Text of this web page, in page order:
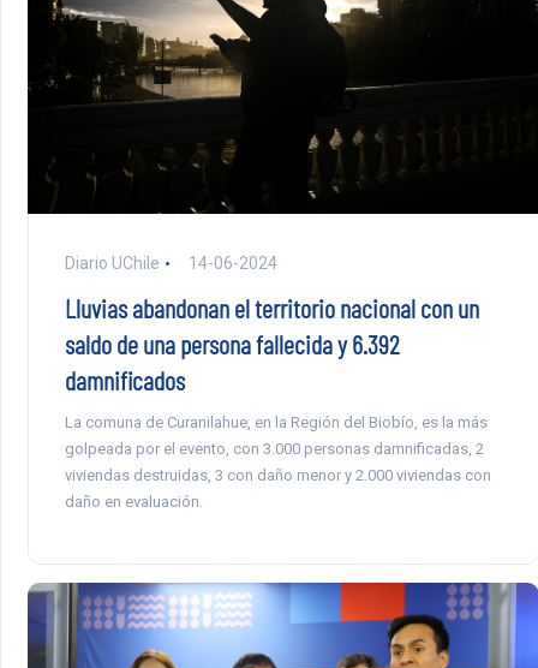
Diario UChile 14-06-2024
Lluvias abandonan el territorio nacional con un
saldo de una persona fallecida y 6.392
damnificados
La comuna de Curanilahue, en la Región del Biobío, es la más
golpeada por el evento, con 3.000 personas damnificadas, 2
viviendas destruidas, 3 con daño menor y 2.000 viviendas con
daño en evaluación.